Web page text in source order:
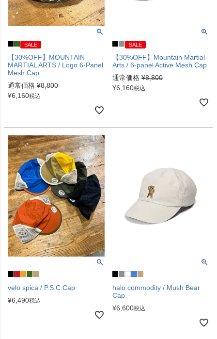
SALE
【30%OFF】MOUNTAIN
MARTIAL ARTS / Logo 6-Panel
Mesh Cap
通常価格 ¥8,800
¥6,160税込
SALE
【30%OFF】Mountain Martial
Arts / 6-panel Active Mesh Cap
通常価格 ¥8,800
¥6,160税込
velo spica / P.S.C Cap
¥6,490税込
halo commodity / Mush Bear
Cap
¥6,600税込